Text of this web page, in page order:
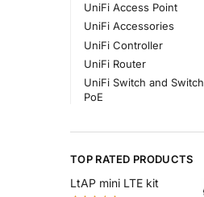
UniFi Access Point
UniFi Accessories
UniFi Controller
UniFi Router
UniFi Switch and Switch
PoE
TOP RATED PRODUCTS
LtAP mini LTE kit